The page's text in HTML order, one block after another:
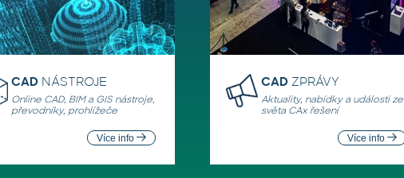
CAD NÁSTROJE
Online CAD, BIM a GIS nástroje,
převodníky, prohlížeče
Více info
CAD ZPRÁVY
Aktuality, nabídky a události ze
světa CAx řešení
Více info